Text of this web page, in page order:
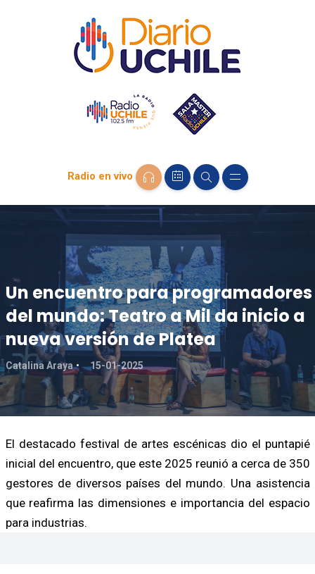
Radio en vivo
Un encuentro para programadores
del mundo: Teatro a Mil da inicio a
nueva versión de Platea
Catalina Araya 15-01-2025
El destacado festival de artes escénicas dio el puntapié
inicial del encuentro, que este 2025 reunió a cerca de 350
gestores de diversos países del mundo. Una asistencia
que reafirma las dimensiones e importancia del espacio
para industrias.